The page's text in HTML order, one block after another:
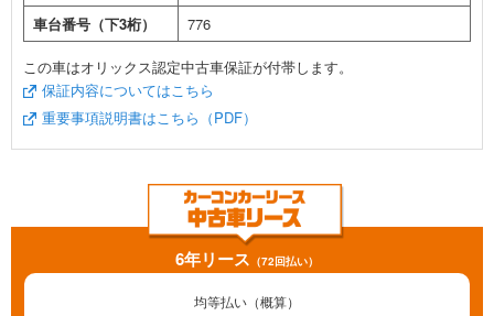
車台番号（下3桁）
776
この車はオリックス認定中古車保証が付帯します。
保証内容についてはこちら
重要事項説明書はこちら（PDF）
6年リース （72回払い）
均等払い（概算）